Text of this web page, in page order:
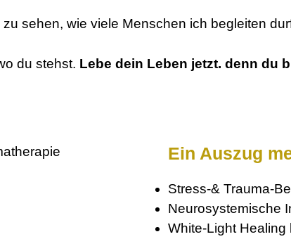
sehen, wie viele Menschen ich begleiten
du stehst. Lebe dein Leben jetzt. denn du
Ein Auszug
Stress-& Trauma-
Neurosystemische
White-Light